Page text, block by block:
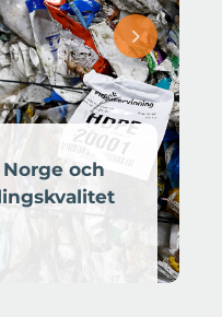
och